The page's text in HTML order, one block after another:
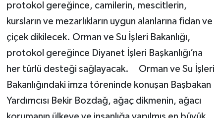
protokol gereğince, camilerin, mescitlerin,
kursların ve mezarlıkların uygun alanlarına fidan ve
çiçek dikilecek. Orman ve Su İşleri Bakanlığı,
protokol gereğince Diyanet İşleri Başkanlığı’na
her türlü desteği sağlayacak. Orman ve Su İşleri
Bakanlığındaki imza töreninde konuşan Başbakan
Yardımcısı Bekir Bozdağ, ağaç dikmenin, ağacı